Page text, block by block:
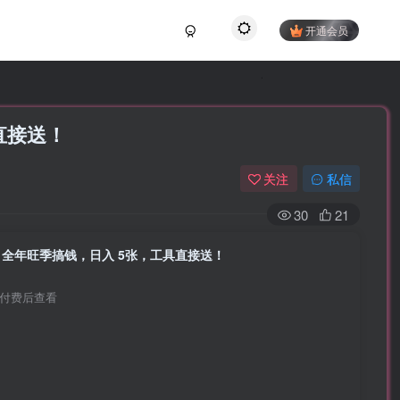
开通会员
送！
关注 私信
30 21
年旺季搞钱，日入 5张，工具直接送！
费后查看